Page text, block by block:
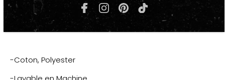
COMPOSITION & ENTRETIEN
-Coton, Polyester